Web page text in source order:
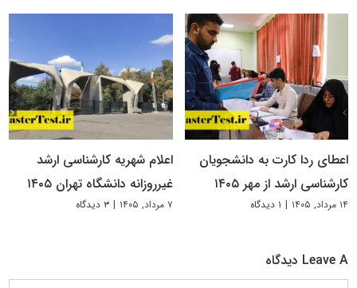
اعطای ردا کارت به دانشجویان
کارشناسی ارشد از مهر ۱۴۰۵
۱۴ مرداد, ۱۴۰۵ | ۱ دیدگاه
اعلام شهریه کارشناسی ارشد
غیرروزانه دانشگاه تهران ۱۴۰۵
۷ مرداد, ۱۴۰۵ | ۳ دیدگاه
Leave A دیدگاه